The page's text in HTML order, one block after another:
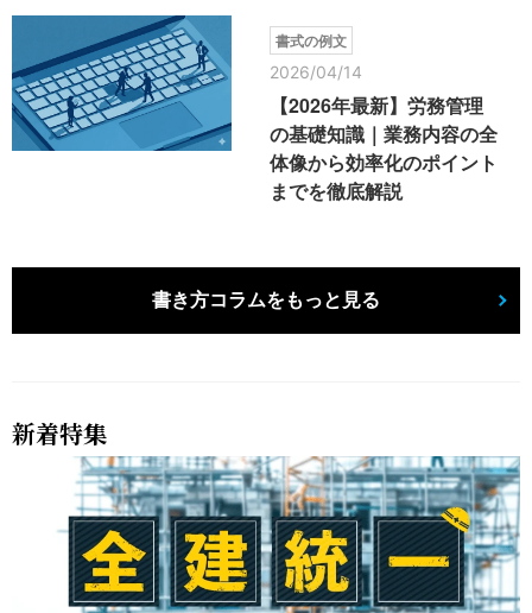
書式の例文
2026/04/14
【2026年最新】労務管理
の基礎知識｜業務内容の全
体像から効率化のポイント
までを徹底解説
書き方コラムをもっと見る
新着特集